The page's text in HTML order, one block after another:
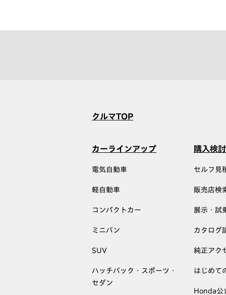
クルマTOP
カーラインアップ
電気自動車
軽自動車
コンパクトカー
ミニバン
SUV
ハッチバック・スポーツ・
セダン
購入検
セルフ見
販売店検
展示・試
カタログ
純正アク
はじめて
Honda公